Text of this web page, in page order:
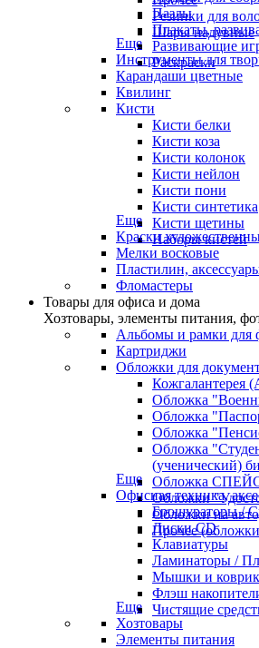
Резинки для
Шары надувные
Пазлы
Плакаты,
Развивающие
Раскраски
Еще
Инструменты для
Карандаши цветные
Квилинг
Кисти
Кисти белки
Кисти коза
Кисти колонок
Кисти нейлон
Кисти пони
Кисти синтетика
Кисти щетины
Наборы кистей
Еще
Краски
Мелки восковые
Пластилин,
Фломастеры
Товары для офиса и дома
Хозтовары, элементы питания,
Альбомы и рамки для
Картриджи
Обложки для
Кожгалантерея
Обложка
Обложка
Обложка
Обложка
(ученический)
Обложка
Обложки
Обложки на
Прочее
Еще
Офисная техника,
Брошураторы /
Диски CD
Клавиатуры
Ламинаторы /
Мышки и
Флэш
Чистящие
Еще
Хозтовары
Элементы питания